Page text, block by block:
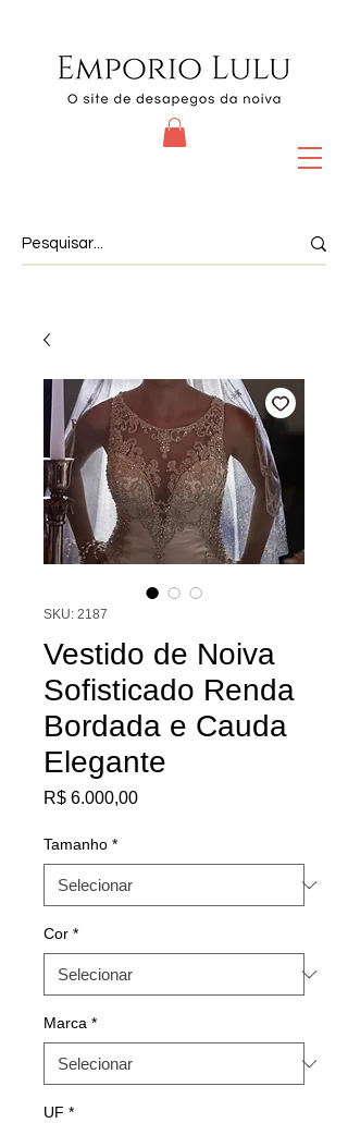
SKU: 2187
Vestido de Noiva
Sofisticado Renda
Bordada e Cauda
Elegante
R$ 6.000,00Preço
Tamanho *
Cor *
Marca *
UF *